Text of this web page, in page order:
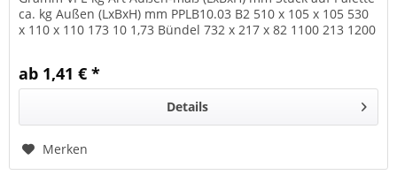
ca. kg Außen (LxBxH) mm PPLB10.03 B2 510 x 105 x 105 530
x 110 x 110 173 10 1,73 Bündel 732 x 217 x 82 1100 213 1200
ab 1,41 € *
Details
Merken